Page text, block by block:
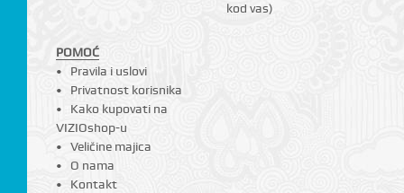
kod vas)
POMOĆ
Pravila i uslovi
Privatnost korisnika
Kako kupovati na
VIZIOshop-u
Veličine majica
O nama
Kontakt